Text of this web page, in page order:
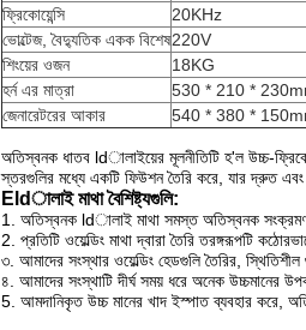
ফ্রিকোয়েন্সি
20KHz
ভোল্টেজ, বৈদ্যুতিক একক বিশেষ220V
শিংয়ের ওজন
18KG
হর্ন এর মাত্রা
530 * 210 *
জেনারেটরের আকার
540 * 380 *
অতিস্বনক ধাতব ldালাইয়ের মূলনীতিটি হ'ল উচ্চ-
স্তরগুলির মধ্যে একটি ফিউশন তৈরি করে, যার দ্রুত এবং
Eldালাই মাথা বৈশিষ্ট্যগুলি:
1. অতিস্বনক ldালাই মাথা সমস্ত অতিস্বনক সংক্রমণ
2. প্রতিটি ওয়েল্ডিং মাথা দ্বারা তৈরি তরঙ্গরূপটি
৩. আমাদের সংস্থার ওয়েল্ডিং হেডগুলি তৈরির,
৪. আমাদের সংস্থাটি দীর্ঘ সময় ধরে অনেক উচ্চমানের
5. আমদানিকৃত উচ্চ মানের খাদ ইস্পাত ব্যবহার করে,